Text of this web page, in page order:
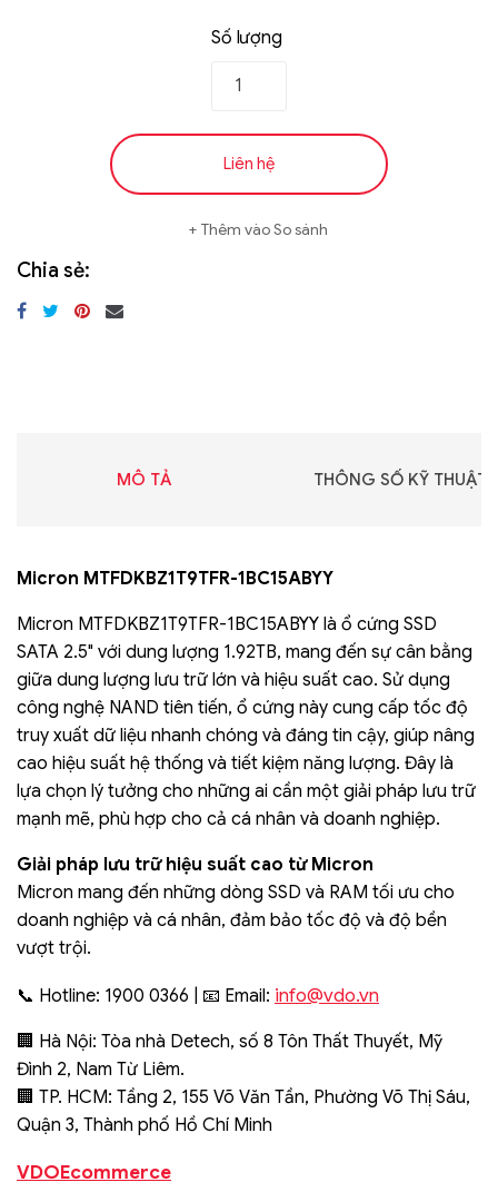
Số lượng
Liên hệ
Thêm vào So sánh
Chia sẻ:
MÔ TẢ THÔNG SỐ KỸ THUẬT
Micron MTFDKBZ1T9TFR-1BC15ABYY
Micron MTFDKBZ1T9TFR-1BC15ABYY là ổ cứng SSD
SATA 2.5" với dung lượng 1.92TB, mang đến sự cân bằng
giữa dung lượng lưu trữ lớn và hiệu suất cao. Sử dụng
công nghệ NAND tiên tiến, ổ cứng này cung cấp tốc độ
truy xuất dữ liệu nhanh chóng và đáng tin cậy, giúp nâng
cao hiệu suất hệ thống và tiết kiệm năng lượng. Đây là
lựa chọn lý tưởng cho những ai cần một giải pháp lưu trữ
mạnh mẽ, phù hợp cho cả cá nhân và doanh nghiệp.
Giải pháp lưu trữ hiệu suất cao từ Micron
Micron mang đến những dòng SSD và RAM tối ưu cho
doanh nghiệp và cá nhân, đảm bảo tốc độ và độ bền
vượt trội.
📞 Hotline: 1900 0366 | 📧 Email: info@vdo.vn
🏢 Hà Nội: Tòa nhà Detech, số 8 Tôn Thất Thuyết, Mỹ
Đình 2, Nam Từ Liêm.
🏢 TP. HCM: Tầng 2, 155 Võ Văn Tần, Phường Võ Thị Sáu,
Quận 3, Thành phố Hồ Chí Minh
VDOEcommerce